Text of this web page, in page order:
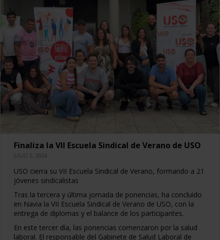
Finaliza la VII Escuela Sindical de Verano de USO
JULIO 2, 2026
USO cierra su VII Escuela Sindical de Verano, formando a 21
jóvenes sindicalistas
Tras la tercera y última jornada de ponencias, ha concluido
en Navia la VII Escuela Sindical de Verano de USO, con la
entrega de diplomas y el balance de los participantes.
En este tercer día, las ponencias comenzaron por la salud
laboral. El responsable del Gabinete de Salud Laboral de